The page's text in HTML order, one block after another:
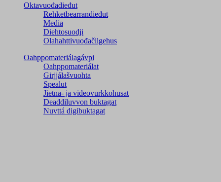
Oktavuođadieđut
Rehketbearrandieđut
Media
Diehtosuodji
Olahahttivuođačilgehus
Oahppomateriálagávpi
Oahppomateriálat
Girjjálašvuohta
Spealut
Jietna- ja videovurkkohusat
Deaddiluvvon buktagat
Nuvttá digibuktagat